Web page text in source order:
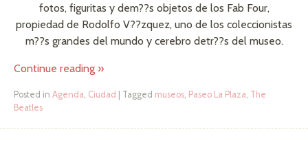
fotos, figuritas y dem??s objetos de los Fab Four,
propiedad de Rodolfo V??zquez, uno de los coleccionistas
m??s grandes del mundo y cerebro detr??s del museo.
Continue reading »
Posted in Agenda, Ciudad Tagged museos, Paseo La Plaza, The
Beatles